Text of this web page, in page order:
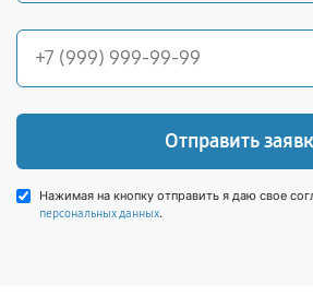
Отправить
Нажимая на кнопку отправить я даю свое
персональных данных.